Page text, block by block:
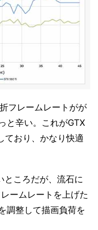
フレームレートがが
と辛い。これがGTX
おり、かなり快適
ところだが、流石に
ームレートを上げた
調整して描画負荷を